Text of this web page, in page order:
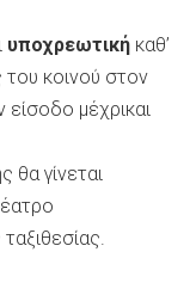
υποχρεωτική καθ’
του κοινού στον
μέχρικαι
γίνεται